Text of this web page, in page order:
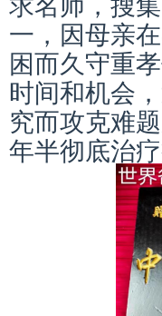
一，因母亲
困而久守重
时间和机会
究而攻克难
年半彻底治